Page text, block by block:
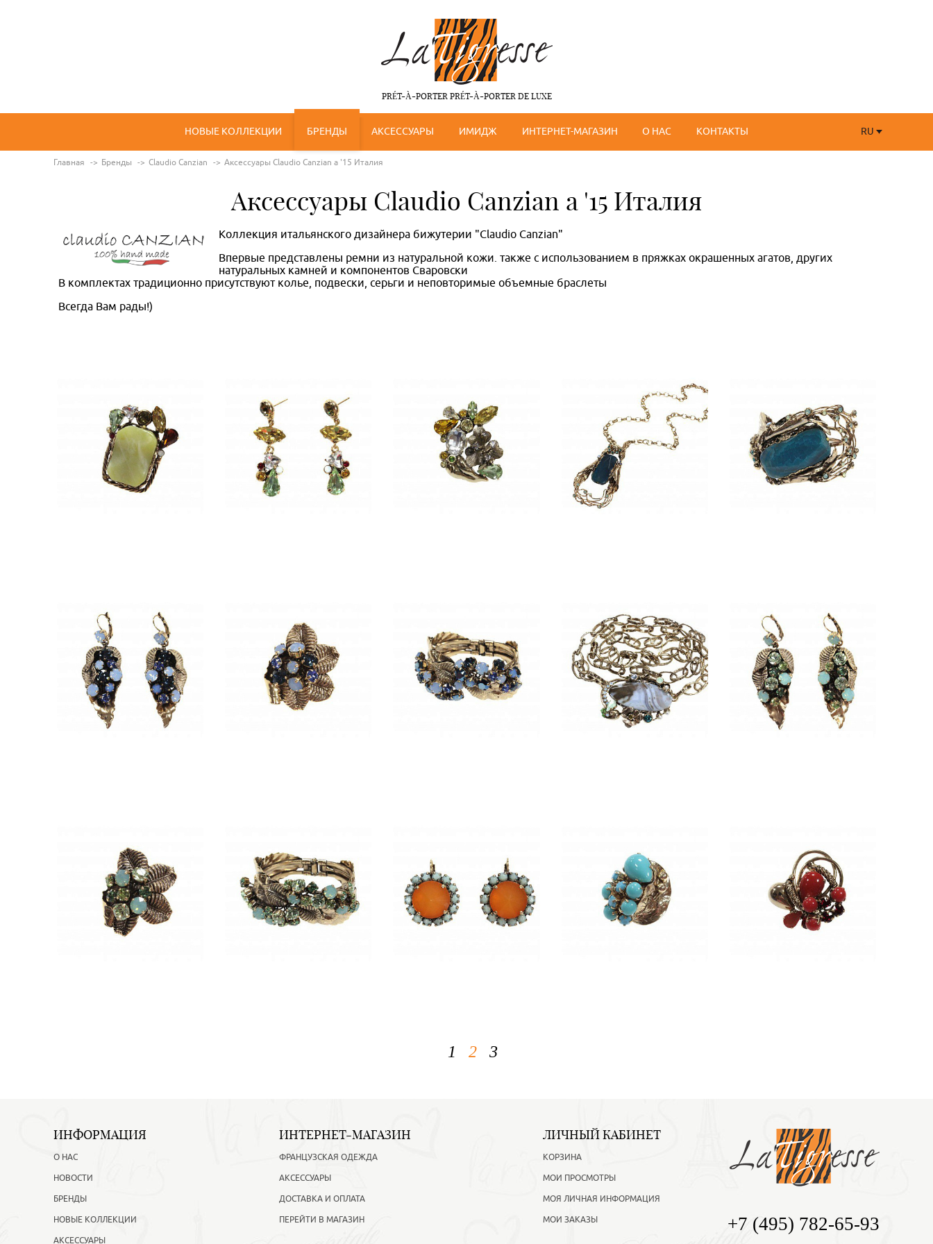
PRÉT-À-PORTER PRÉT-À-PORTER DE LUXE
НОВЫЕ КОЛЛЕКЦИИ БРЕНДЫ АКСЕССУАРЫ ИМИДЖ ИНТЕРНЕТ-МАГАЗИН О НАС КОНТАКТЫ
RU
Главная Бренды Claudio Canzian Аксессуары Claudio Canzian a '15 Италия
Аксессуары Claudio Canzian a '15 Италия
Коллекция итальянского дизайнера бижутерии "Claudio Canzian"
Впервые представлены ремни из натуральной кожи. также с использованием в пряжках окрашенных агатов, других
натуральных камней и компонентов Сваровски
В комплектах традиционно присутствуют колье, подвески, серьги и неповторимые объемные браслеты
Всегда Вам рады!)
1 2 3
ИНФОРМАЦИЯ
О НАС
НОВОСТИ
БРЕНДЫ
НОВЫЕ КОЛЛЕКЦИИ
АКСЕССУАРЫ
ИНТЕРНЕТ-МАГАЗИН
ФРАНЦУЗСКАЯ ОДЕЖДА
АКСЕССУАРЫ
ДОСТАВКА И ОПЛАТА
ПЕРЕЙТИ В МАГАЗИН
ЛИЧНЫЙ КАБИНЕТ
КОРЗИНА
МОИ ПРОСМОТРЫ
МОЯ ЛИЧНАЯ ИНФОРМАЦИЯ
МОИ ЗАКАЗЫ
+7 (495) 782-65-93